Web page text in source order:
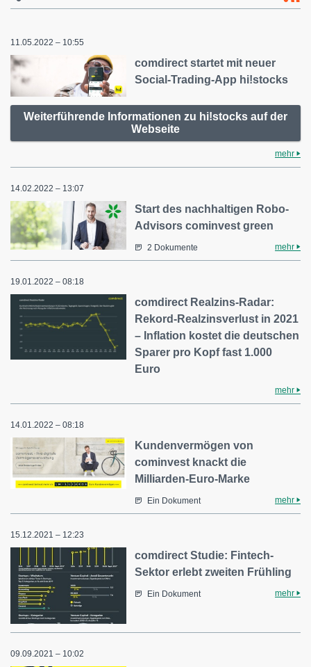
11.05.2022 – 10:55
comdirect startet mit neuer
Social-Trading-App hi!stocks
Weiterführende Informationen zu hi!stocks auf der
Webseite
mehr
14.02.2022 – 13:07
Start des nachhaltigen Robo-
Advisors cominvest green
2 Dokumente mehr
19.01.2022 – 08:18
comdirect Realzins-Radar:
Rekord-Realzinsverlust in 2021
– Inflation kostet die deutschen
Sparer pro Kopf fast 1.000
Euro
mehr
14.01.2022 – 08:18
Kundenvermögen von
cominvest knackt die
Milliarden-Euro-Marke
Ein Dokument mehr
15.12.2021 – 12:23
comdirect Studie: Fintech-
Sektor erlebt zweiten Frühling
Ein Dokument mehr
09.09.2021 – 10:02